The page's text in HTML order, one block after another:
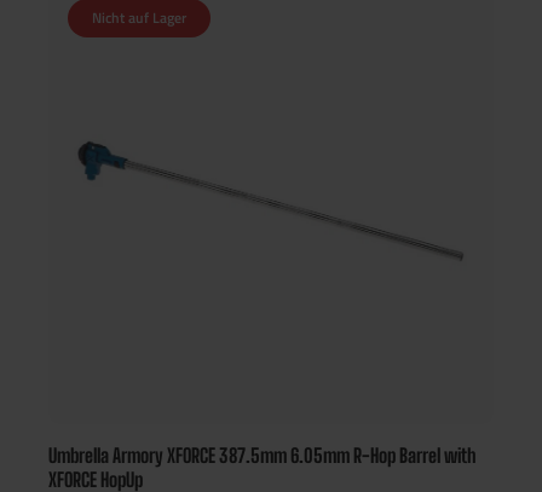
Nicht auf Lager
Umbrella Armory XFORCE 387.5mm 6.05mm R-Hop Barrel with
XFORCE HopUp